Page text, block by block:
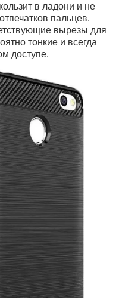
в ладони и не
пальцев.
вырезы для
тонкие и всегда
доступе.